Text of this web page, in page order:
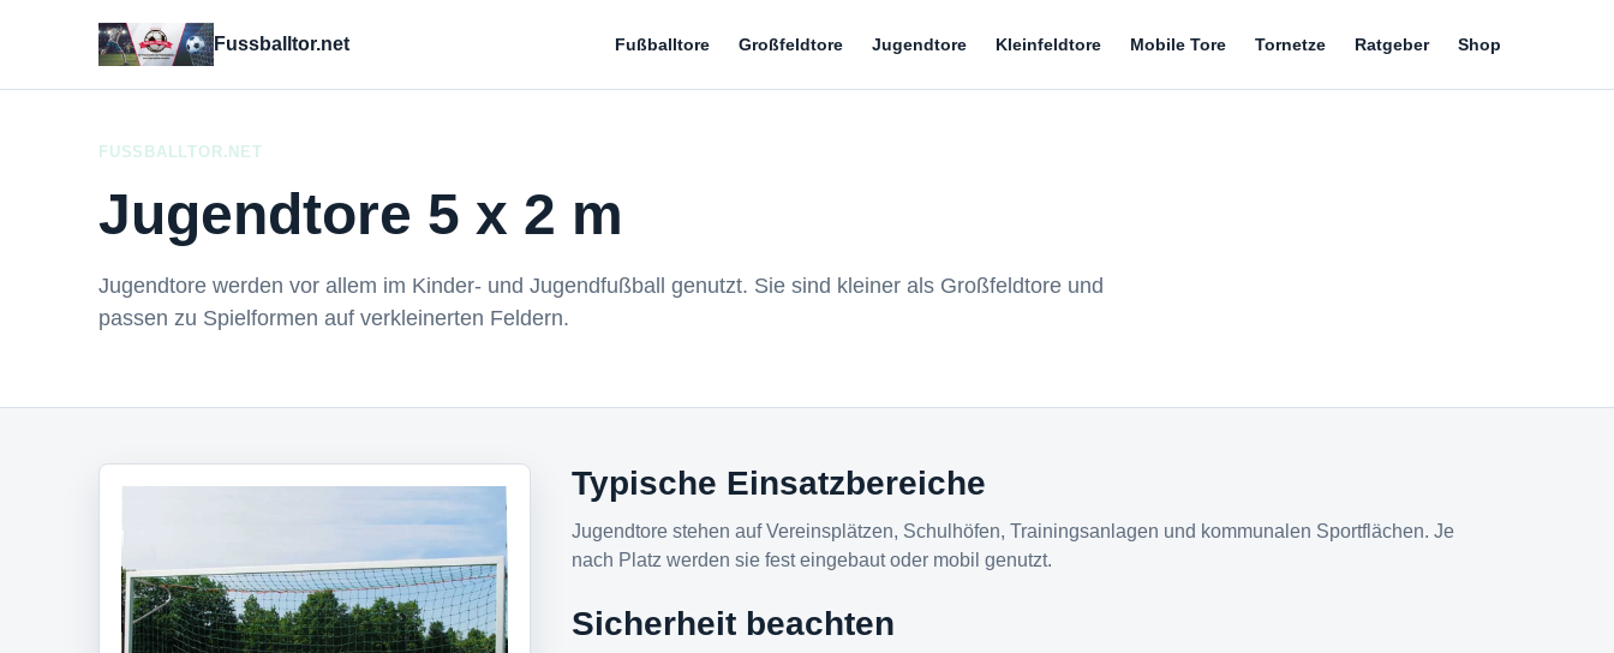
Fussballtor.net Fußballtore Großfeldtore Jugendtore Kleinfeldtore Mobile Tore Tornetze Ratgeber Shop
FUSSBALLTOR.NET
Jugendtore 5 x 2 m
Jugendtore werden vor allem im Kinder- und Jugendfußball genutzt. Sie sind kleiner als Großfeldtore und
passen zu Spielformen auf verkleinerten Feldern.
Typische Einsatzbereiche
Jugendtore stehen auf Vereinsplätzen, Schulhöfen, Trainingsanlagen und kommunalen Sportflächen. Je
nach Platz werden sie fest eingebaut oder mobil genutzt.
Sicherheit beachten